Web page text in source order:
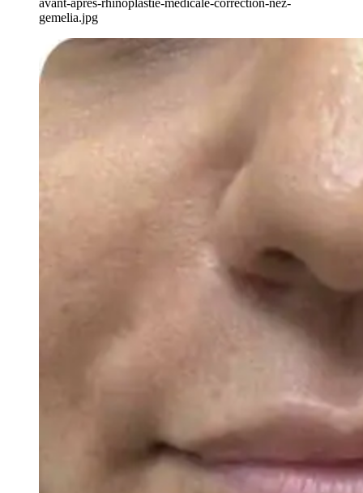
avant-apres-rhinoplastie-medicale-correction-nez-
gemelia.jpg